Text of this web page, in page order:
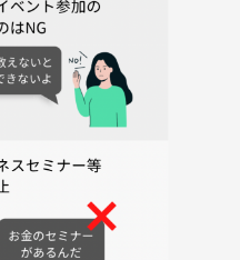
合の費用の返金は致しません。
。